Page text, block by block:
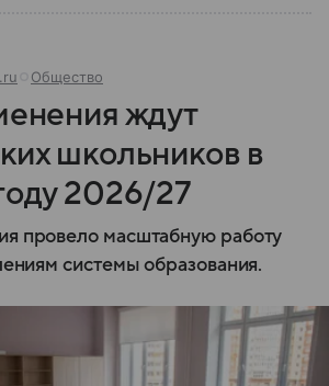
Общество
ждут
школьников в
2026/27
провело масштабную работу
системы образования.